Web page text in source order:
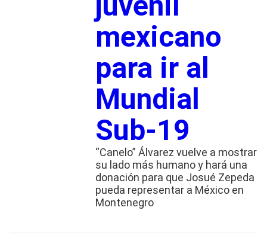
mexicano
para ir al
Mundial
Sub-19
“Canelo” Álvarez vuelve a mostrar
su lado más humano y hará una
donación para que Josué Zepeda
pueda representar a México en
Montenegro